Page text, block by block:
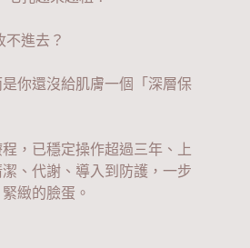
不進去？
你還沒給肌膚一個「深層保
，已穩定操作超過三年、上
、代謝、導入到防護，一步
緻的臉蛋。